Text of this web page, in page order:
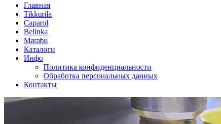
Главная
Tikkurila
Caparol
Belinka
Marabu
Каталоги
Инфо
Политика конфиденциальности
Обработка персональных данных
Контакты